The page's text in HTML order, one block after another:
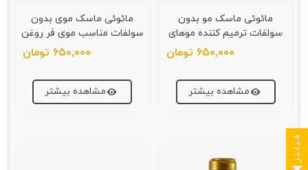
مائوئی ماسک مو بدون
سولفات ترمیم کننده موهای
رنگ شده وآسیب دیده 340
میلی لیتر
650,000 تومان
مشاهده بیشتر
مائوئی ماسک موی بدون
سولفات مناسب موی فر روغن
650,000 تومان
مشاهده بیشتر
فیلتر